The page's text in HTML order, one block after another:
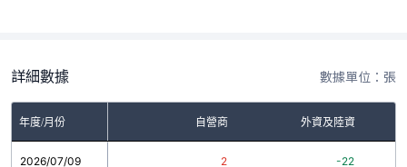
詳細數據 數據單位：張
年度/月份 自營商 外資及陸資
2026/07/09 2 -22